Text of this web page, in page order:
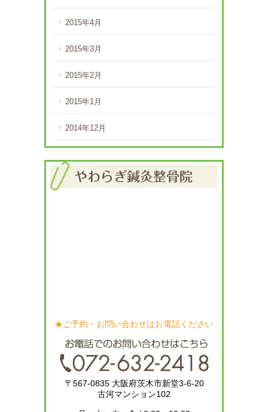
2015年4月
2015年3月
2015年2月
2015年1月
2014年12月
★ご予約・お問い合わせはお電話ください
〒567-0835 大阪府茨木市新堂3-6-20
古河マンション102